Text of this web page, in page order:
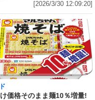
[2026/3/30 12:09:20]
価格そのまま麺10％増量!